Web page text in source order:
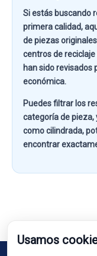
Si estás buscando
primera calidad,
de piezas
centros de
han sido revisados
económica.
Puedes filtrar los
categoría de pieza,
comocilindrada,
encontrar
Usamos